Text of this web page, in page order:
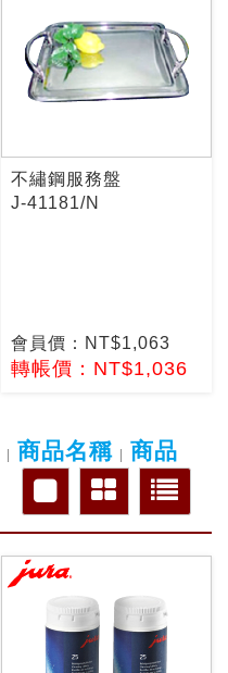
不繡鋼服務盤
J-41181/N
會員價：NT$1,063
轉帳價：NT$1,036
| 商品名稱 | 商品